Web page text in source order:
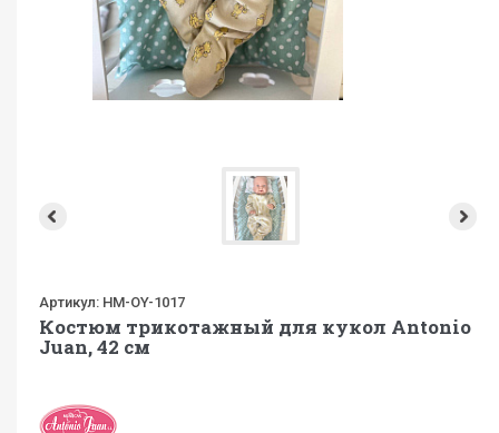
Артикул: HM-OY-1017
Костюм трикотажный для кукол Antonio
Juan, 42 см